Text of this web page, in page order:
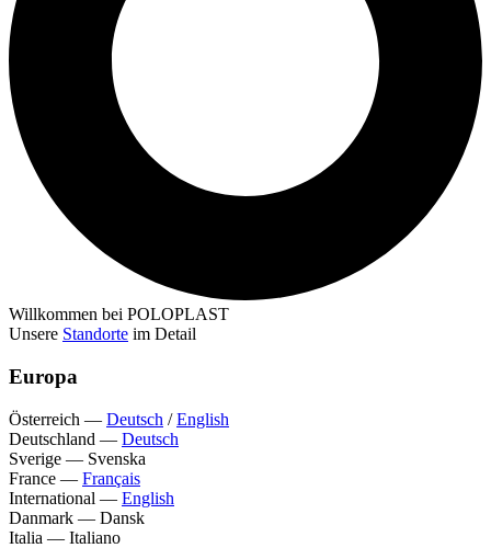
Willkommen bei POLOPLAST
Unsere Standorte im Detail
Europa
Österreich — Deutsch /English
Deutschland — Deutsch
Sverige — Svenska
France — Français
International — English
Danmark — Dansk
Italia — Italiano